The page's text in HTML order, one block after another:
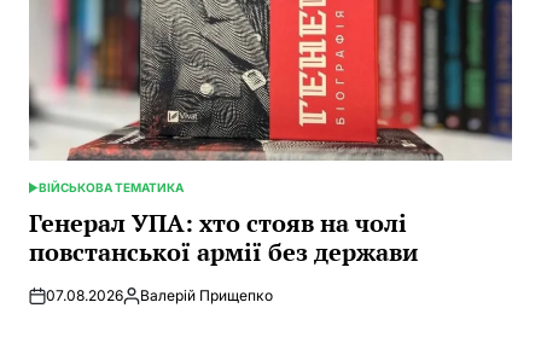
POSTED
IN
ВІЙСЬКОВА ТЕМАТИКА
Генерал УПА: хто стояв на чолі
повстанської армії без держави
07.08.2026Posted
Валерій Прищепко